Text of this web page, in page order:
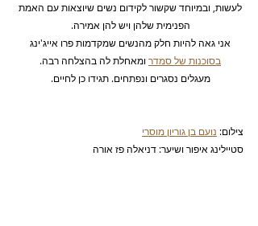
לעשות, ובמיוחד שקשור לקידום נשים שיוצאות עם האמת
הפנימית שלהן ויש להן אמירה.
אני גאה להיות חלק מהנשים שמקדמות פרו אייג'ינג
בסוכנות של סמדר ומאחלת לה בהצלחה רבה.
מעגלים נסגרים ונפתחים. תגידו כן לחיים.
צילום: נועם בן גוריון מוסרי
סטיילינג איפור ושיער: דניאלה פז אורה